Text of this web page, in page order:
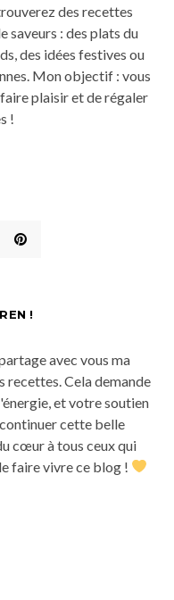
des recettes
saveurs : des plats du
des idées festives ou
Mon objectif : vous
plaisir et de régaler
!
!
avec vous ma
recettes. Cela demande
et votre soutien
cette belle
cœur à tous ceux qui
faire vivre ce blog !